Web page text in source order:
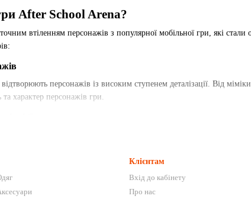
After School Arena?
втіленням персонажів з популярної мобільної гри, які
персонажів із високим ступенем деталізації. Від
характер персонажів гри.
Клієнтам
Вхід до кабінету
Про нас